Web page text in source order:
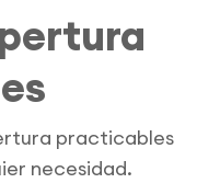
practicables
necesidad.